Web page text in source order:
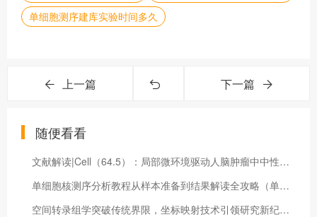
单细胞测序建库实验时间多久
上一篇 下一篇
随便看看
文献解读|Cell（64.5）：局部微环境驱动人脑肿瘤中中性粒细胞的激活
单细胞核测序分析教程从样本准备到结果解读全攻略（单细胞核测序分析教程图解）
空间转录组学突破传统界限，坐标映射技术引领研究新纪元（nanostring空间转录组）